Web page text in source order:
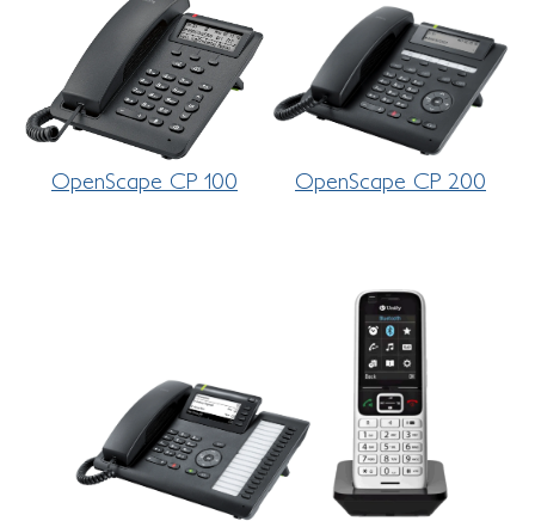
OpenScape CP 100 OpenScape CP 200